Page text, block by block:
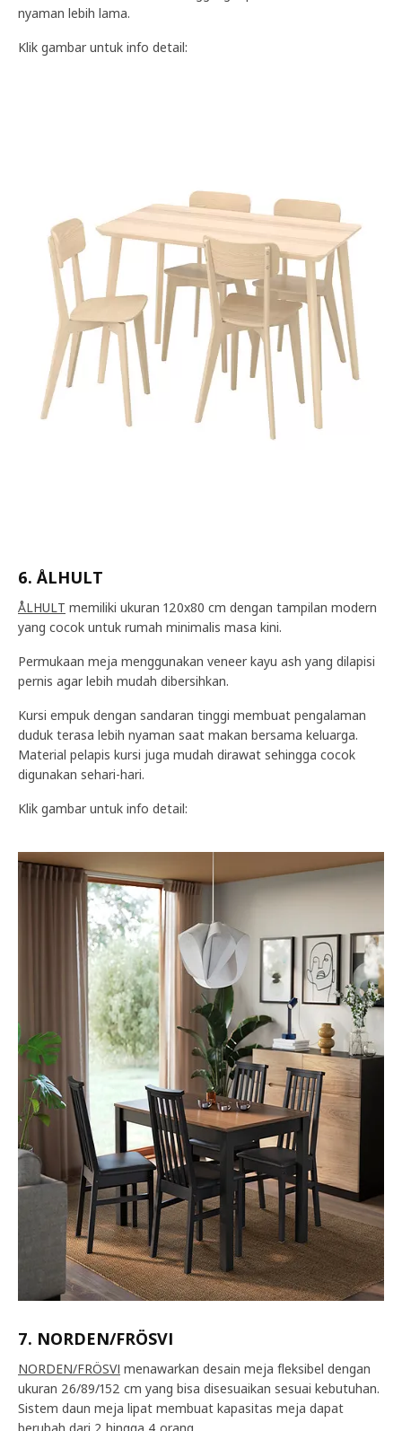
nyaman lebih lama.
Klik gambar untuk info detail:
6. ÅLHULT
ÅLHULT memiliki ukuran 120x80 cm dengan tampilan modern
yang cocok untuk rumah minimalis masa kini.
Permukaan meja menggunakan veneer kayu ash yang dilapisi
pernis agar lebih mudah dibersihkan.
Kursi empuk dengan sandaran tinggi membuat pengalaman
duduk terasa lebih nyaman saat makan bersama keluarga.
Material pelapis kursi juga mudah dirawat sehingga cocok
digunakan sehari-hari.
Klik gambar untuk info detail:
7. NORDEN/FRÖSVI
NORDEN/FRÖSVI menawarkan desain meja fleksibel dengan
ukuran 26/89/152 cm yang bisa disesuaikan sesuai kebutuhan.
Sistem daun meja lipat membuat kapasitas meja dapat